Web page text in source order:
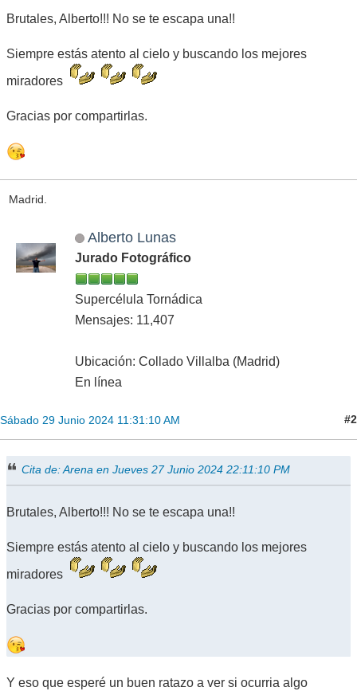
Brutales, Alberto!!! No se te escapa una!!
Siempre estás atento al cielo y buscando los mejores
miradores
Gracias por compartirlas.
Madrid.
Alberto Lunas
Jurado Fotográfico
Supercélula Tornádica
Mensajes: 11,407
Ubicación: Collado Villalba (Madrid)
En línea
Sábado 29 Junio 2024 11:31:10 AM #2
Cita de: Arena en Jueves 27 Junio 2024 22:11:10 PM
Brutales, Alberto!!! No se te escapa una!!
Siempre estás atento al cielo y buscando los mejores
miradores
Gracias por compartirlas.
Y eso que esperé un buen ratazo a ver si ocurria algo